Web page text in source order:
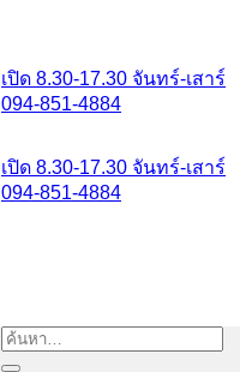
เปิด 8.30-17.30 จันทร์-เสาร์
094-851-4884
เปิด 8.30-17.30 จันทร์-เสาร์
094-851-4884
ค้นหา: